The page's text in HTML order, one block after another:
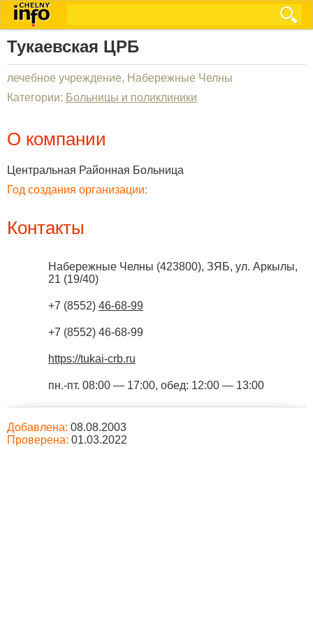
Тукаевская ЦРБ
лечебное учреждение, Набережные Челны
Категории: Больницы и поликлиники
О компании
Центральная Районная Больница
Год создания организации:
Контакты
Набережные Челны (423800), ЗЯБ, ул. Аркылы,
21 (19/40)
+7 (8552) 46-68-99
+7 (8552) 46-68-99
https://tukai-crb.ru
пн.-пт. 08:00 — 17:00, обед: 12:00 — 13:00
Добавлена: 08.08.2003
Проверена: 01.03.2022